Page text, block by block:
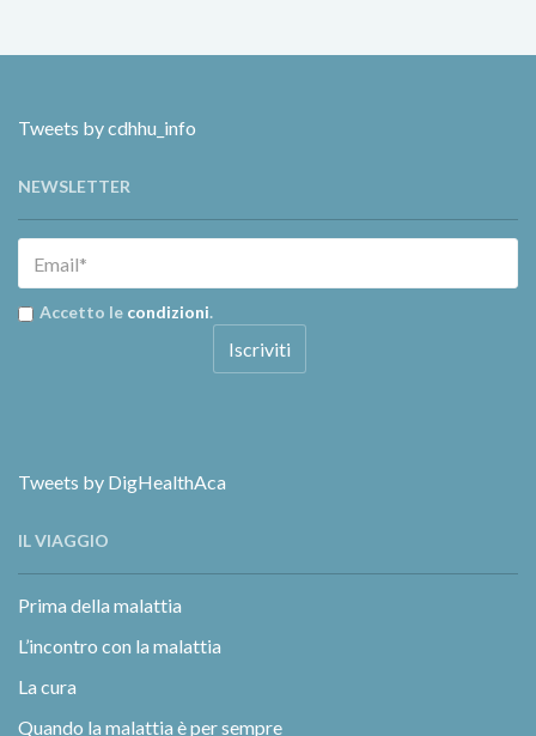
Tweets by cdhhu_info
NEWSLETTER
Accetto le condizioni.
Tweets by DigHealthAca
IL VIAGGIO
Prima della malattia
L’incontro con la malattia
La cura
Quando la malattia è per sempre